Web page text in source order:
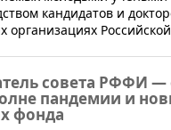
кандидатов и
организациях
совета РФФИ —
пандемии и
фонда